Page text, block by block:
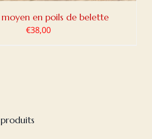
moyen en poils de belette
€38,00